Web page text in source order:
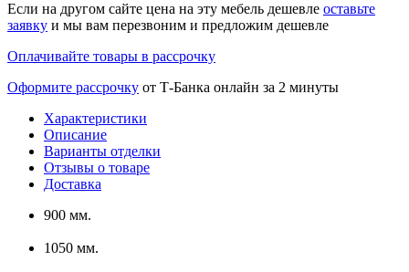
Если на другом сайте цена на эту мебель дешевле оставьте
заявку и мы вам перезвоним и предложим дешевле
Оплачивайте товары в рассрочку
Оформите рассрочку от Т-Банка онлайн за 2 минуты
Характеристики
Описание
Варианты отделки
Отзывы о товаре
Доставка
900 мм.
1050 мм.